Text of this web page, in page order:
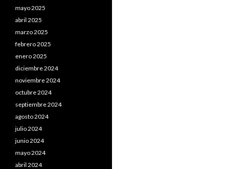
mayo 2025
abril 2025
marzo 2025
febrero 2025
enero 2025
diciembre 2024
noviembre 2024
octubre 2024
septiembre 2024
agosto 2024
julio 2024
junio 2024
mayo 2024
abril 2024